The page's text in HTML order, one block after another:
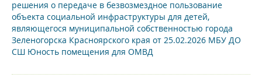
решения о передаче в безвозмездное пользование
объекта социальной инфраструктуры для детей,
являющегося муниципальной собственностью города
Зеленогорска Красноярского края от 25.02.2026 МБУ ДО
СШ Юность помещения для ОМВД